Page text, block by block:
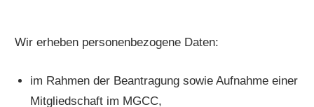
Wir erheben personenbezogene Daten:
im Rahmen der Beantragung sowie Aufnahme einer
Mitgliedschaft im MGCC,